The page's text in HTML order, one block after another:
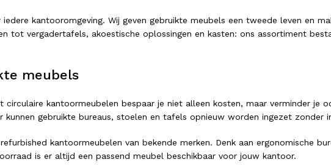
kantooromgeving. Wij geven gebruikte meubels een tweede leven en
tot vergadertafels, akoestische oplossingen en kasten: ons assortiment
meubels
kantoormeubelen bespaar je niet alleen kosten, maar verminder je
kunnen gebruikte bureaus, stoelen en tafels opnieuw worden ingezet
kantoormeubelen van bekende merken. Denk aan ergonomische
is er altijd een passend meubel beschikbaar voor jouw kantoor.